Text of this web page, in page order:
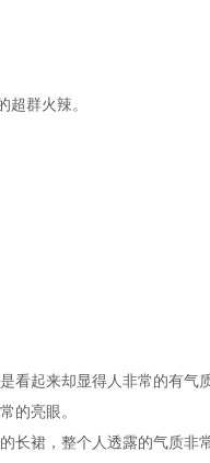
群火辣。
看起来却显得人非常的有气
的亮眼。
长裙，整个人透露的气质非